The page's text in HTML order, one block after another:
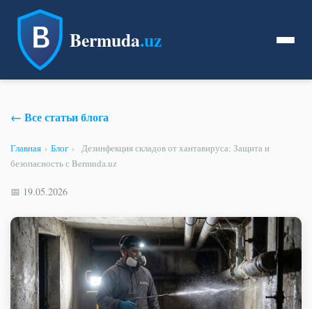
Bermuda.uz
← Все статьи блога
Главная › Блог ›
Дезинфекция складов от хантавируса: Защита и
безопасность с Bermuda.uz
📅 19.05.2026